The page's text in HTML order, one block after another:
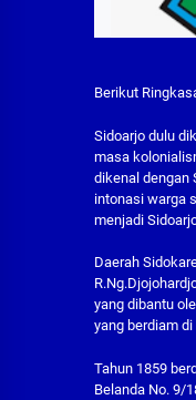
Berikut
Sidoarjo dulu
masa
dikenal dengan
intonasi warga
menjadi
Daerah
yang dibantu
yang berdiam
Tahun 1859
Belanda No. 9/